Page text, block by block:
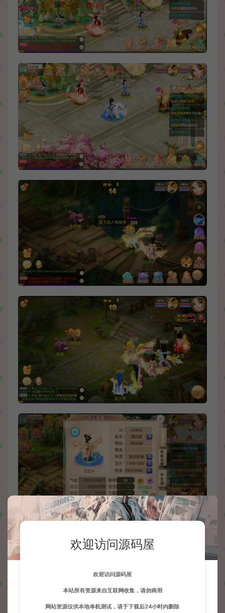
欢迎访问源码屋
欢迎访问源码屋
本站所有资源来自互联网收集，请勿商用
网站资源仅供本地单机测试，请于下载后24小时内删除